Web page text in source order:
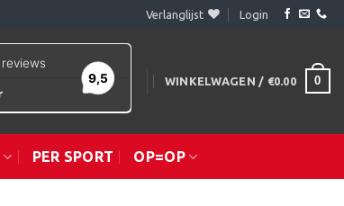
Verlanglijst Login
WINKELWAGEN / €0.00 0
PER SPORT OP=OP